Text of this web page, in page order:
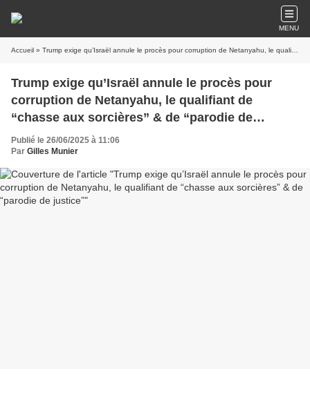
MENU
Accueil » Trump exige qu’Israël annule le procès pour corruption de Netanyahu, le qualifiant de “chasse aux sorcières” & de “parodie de justice”
Trump exige qu’Israël annule le procès pour
corruption de Netanyahu, le qualifiant de
“chasse aux sorcières” & de “parodie de
justice”
Publié le 26/06/2025 à 11:06
Par Gilles Munier